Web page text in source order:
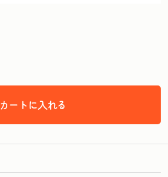
カートに入れる